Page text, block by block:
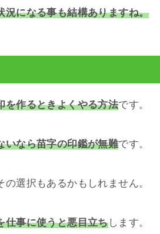
況になる事も結構ありますね。
を作るときよくやる方法です。
いなら苗字の印鑑が無難です。
選択もあるかもしれません。
仕事に使うと悪目立ちします。